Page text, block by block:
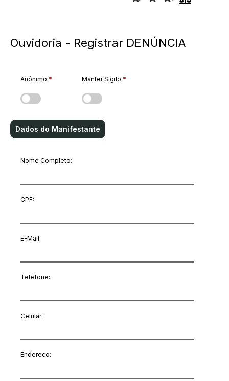
Ouvidoria - Registrar DENÚNCIA
Anônimo:* Manter Sigilo:*
Dados do Manifestante
Nome Completo:
CPF:
E-Mail:
Telefone:
Celular:
Endereco: